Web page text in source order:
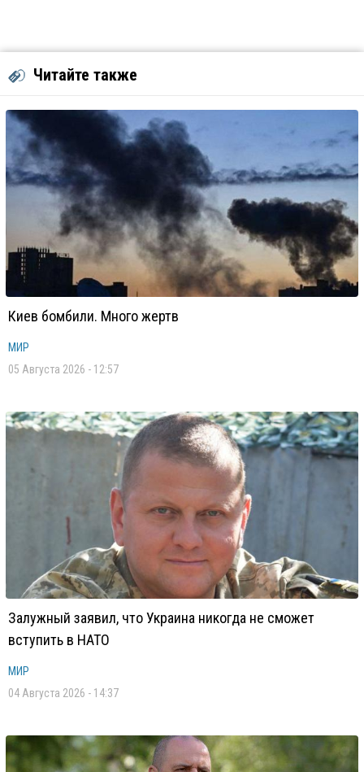
Читайте также
Киев бомбили. Много жертв
МИР
05 Августа 2026 - 12:57
Залужный заявил, что Украина никогда не сможет
вступить в НАТО
МИР
04 Августа 2026 - 14:37